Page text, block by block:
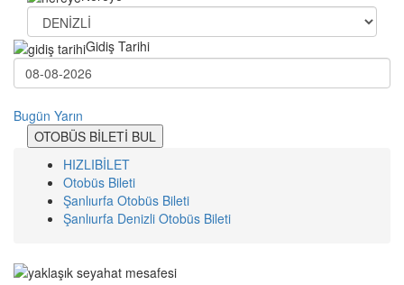
Gidiş Tarihi
Bugün Yarın
OTOBÜS BİLETİ BUL
HIZLIBİLET
Otobüs Bileti
Şanlıurfa Otobüs Bileti
Şanlıurfa Denizli Otobüs Bileti